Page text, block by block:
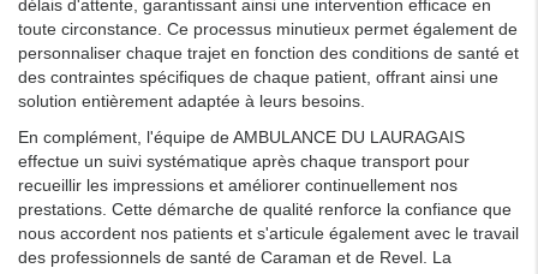
délais d'attente, garantissant ainsi une intervention efficace en
toute circonstance. Ce processus minutieux permet également de
personnaliser chaque trajet en fonction des conditions de santé et
des contraintes spécifiques de chaque patient, offrant ainsi une
solution entièrement adaptée à leurs besoins.
En complément, l'équipe de AMBULANCE DU LAURAGAIS
effectue un suivi systématique après chaque transport pour
recueillir les impressions et améliorer continuellement nos
prestations. Cette démarche de qualité renforce la confiance que
nous accordent nos patients et s'articule également avec le travail
des professionnels de santé de Caraman et de Revel. La